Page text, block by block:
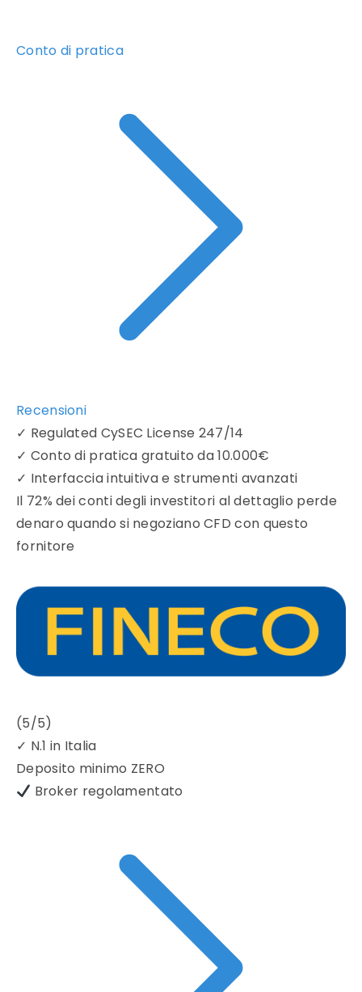
Conto di pratica
Recensioni
✓ Regulated CySEC License 247/14
✓ Conto di pratica gratuito da 10.000€
✓ Interfaccia intuitiva e strumenti avanzati
Il 72% dei conti degli investitori al dettaglio perde
denaro quando si negoziano CFD con questo
fornitore
(5/5)
✓ N.1 in Italia
Deposito minimo ZERO
Broker regolamentato